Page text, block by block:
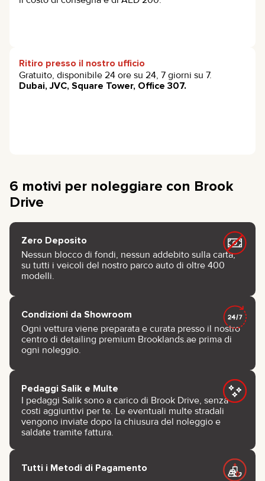
Ritiro presso il nostro ufficio
Gratuito, disponibile 24 ore su 24, 7 giorni su 7.
Dubai, JVC, Square Tower, Office 307.
6 motivi per noleggiare con Brook
Drive
Zero Deposito
Nessun blocco di fondi, nessun addebito sulla carta,
su tutti i veicoli del nostro parco auto di oltre 400
modelli.
Condizioni da Showroom
Ogni vettura viene preparata e curata presso il nostro
centro di detailing premium Brooklands.ae prima di
ogni noleggio.
Pedaggi Salik e Multe
I pedaggi Salik sono a carico di Brook Drive, senza
costi aggiuntivi per te. Le eventuali multe stradali
vengono inviate dopo la chiusura del noleggio e
saldate tramite fattura.
Tutti i Metodi di Pagamento